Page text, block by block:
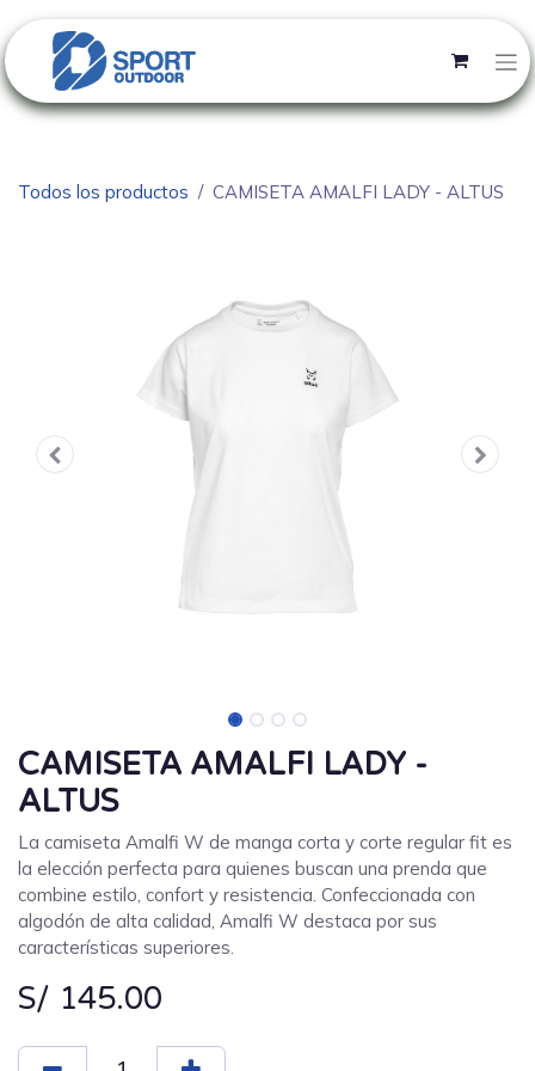
Todos los productos CAMISETA AMALFI LADY - ALTUS
CAMISETA AMALFI LADY -
ALTUS
La camiseta Amalfi W de manga corta y corte regular fit es
la elección perfecta para quienes buscan una prenda que
combine estilo, confort y resistencia. Confeccionada con
algodón de alta calidad, Amalfi W destaca por sus
características superiores.
S/ 145.00